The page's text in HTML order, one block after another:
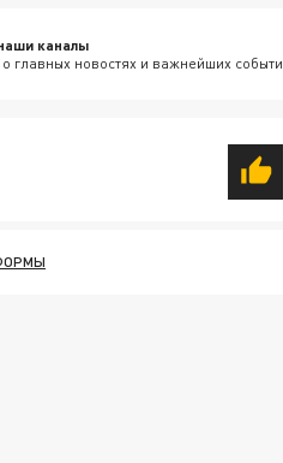
каналы
главных новостях и важнейших